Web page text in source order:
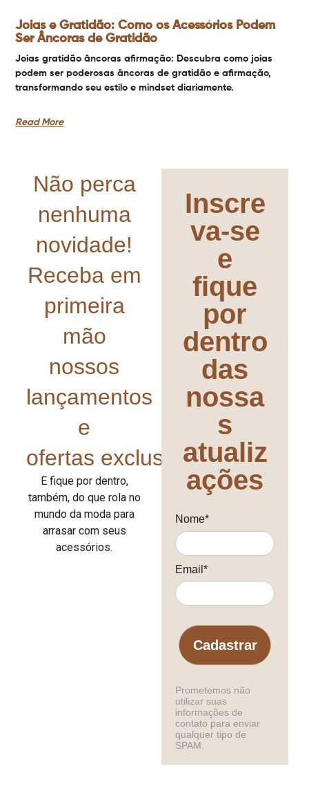
Joias e Gratidão: Como os Acessórios Podem
Ser Âncoras de Gratidão
Joias gratidão âncoras afirmação: Descubra como joias
podem ser poderosas âncoras de gratidão e afirmação,
transformando seu estilo e mindset diariamente.
Read More
Não perca
nenhuma
novidade!
Receba em
primeira
mão
nossos
lançamentos
e
ofertas exclusivas!
E fique por dentro,
também, do que rola no
mundo da moda para
arrasar com seus
acessórios.
Inscre
va-se
e
fique
por
dentro
das
nossa
s
atualiz
ações
Nome*
Email*
Cadastrar
Prometemos não
utilizar suas
informações de
contato para enviar
qualquer tipo de
SPAM.